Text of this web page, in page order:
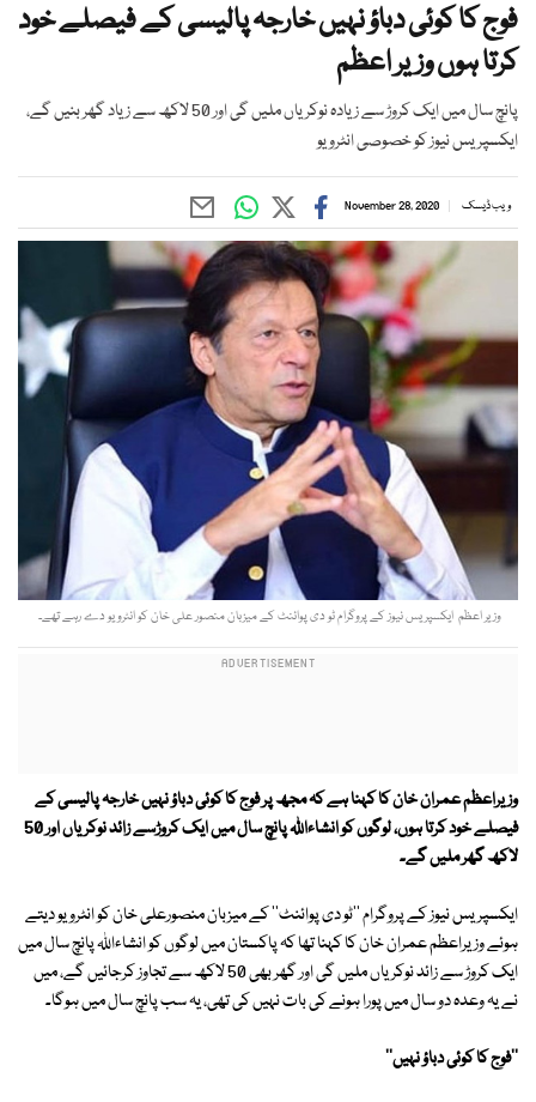
فوج کا کوئی دباؤ نہیں خارجہ پالیسی کے فیصلے خود
کرتا ہوں وزیر اعظم
پانچ سال میں ایک کروڑ سے زیادہ نوکریاں ملیں گی اور 50 لاکھ سے زیاد گھر بنیں گے،
ایکسپریس نیوز کو خصوصی انٹرویو
ویب ڈیسک November 28, 2020
وزیر اعظم ایکسپریس نیوز کے پروگرام ٹو دی پوائنٹ کے میزبان منصور علی خان کو انٹرویو دے رہے تھے۔
وزیراعظم عمران خان کا کہنا ہے کہ مجھ پر فوج کا کوئی دباؤ نہیں خارجہ پالیسی کے
فیصلے خود کرتا ہوں، لوگوں کو انشاءاللہ پانچ سال میں ایک کروڑسے زائد نوکریاں اور 50
لاکھ گھر ملیں گے۔
ایکسپریس نیوز کے پروگرام ''ٹو دی پوائنٹ'' کے میزبان منصورعلی خان کو انٹرویو دیتے
ہوئے وزیراعظم عمران خان کا کہنا تھا کہ پاکستان میں لوگوں کو انشاءاللہ پانچ سال میں
ایک کروڑ سے زائد نوکریاں ملیں گی اور گھر بھی 50 لاکھ سے تجاوز کرجائیں گے، میں
نے یہ وعدہ دو سال میں پورا ہونے کی بات نہیں کی تھی، یہ سب پانچ سال میں ہوگا۔
''فوج کا کوئی دباؤ نہیں''